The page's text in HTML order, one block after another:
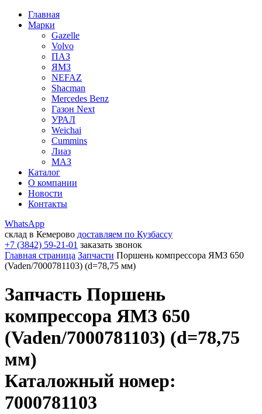
Главная
Марки
Gazelle
Volvo
ПАЗ
ЯМЗ
NEFAZ
Shacman
Mercedes Benz
Газон Next
УРАЛ
Weichai
Cummins
Лиаз
МАЗ
Каталог
О компании
Новости
Контакты
WhatsApp
склад в Кемерово доставляем по Кузбассу
+7 (3842) 59-21-01 заказать звонок
Главная страница Запчасти Поршень компрессора ЯМЗ 650
(Vaden/7000781103) (d=78,75 мм)
Запчасть Поршень
компрессора ЯМЗ 650
(Vaden/7000781103) (d=78,75
мм)
Каталожный номер:
7000781103